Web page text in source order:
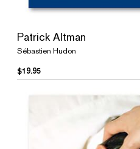
Patrick Altman
Sébastien Hudon
$19.95